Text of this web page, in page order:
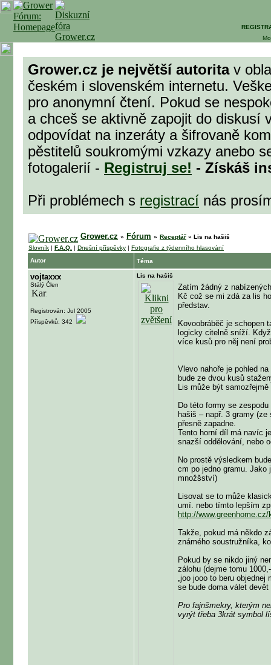
Grower.cz je největší autoritav
českém i slovenském internetu.
pro anonymní čtení. Pokud se
a chceš se aktivně zapojit do diskusí
odpovídat na inzeráty a šifrovaně
pěstitelů soukromými vzkazy anebo
fotogalerií - Registruj se! - Získáš
Při problémech s registrací nás
Grower.cz » Fórum » Receptář » Lis na hašiš
Slovník | F.A.Q. | Dnešní příspěvky | Fotografie z týdenního hlasování
Autor
Téma
vojtaxxx
Stálý Člen
Registrován: Jul 2005
Příspěvků: 342
Lis na hašiš
Zatím žádný z
Kč což se mi zdá za lis
představ.
Kovoobráběč je schopen
logicky citelně sníží.
více kusů pro něj není
Vlevo nahoře je pohled
bude ze dvou kusů
Lis může být
Do této formy se
hašiš – např. 3 gramy
přesně zapadne.
Tento horní díl má navíc
snazší oddělování, nebo
No prostě výsledkem
cm po jedno gramu.
množšství)
Lisovat se to může
umí. nebo tímto lepším
http://
Takže, pokud má někdo
známého soustružníka,
Pokud by se nikdo jiný
zálohu (dejme tomu
„joo jooo to beru
se bude doma válet
Pro fajnšmekry, kterým
vyrýt třeba 3krát symbol